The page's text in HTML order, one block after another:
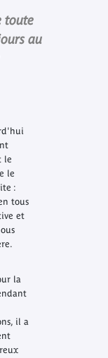
toute
au
le
le
:
tous
et
la
il a